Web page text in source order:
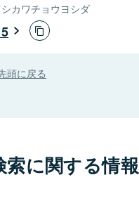
シカワチョウヨシダ
頭に戻る
索に関する情報